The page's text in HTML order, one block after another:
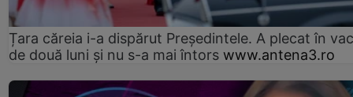
Țara căreia i-a dispărut Președintele. A plecat în
de două luni și nu s-a mai întors www.antena3.ro